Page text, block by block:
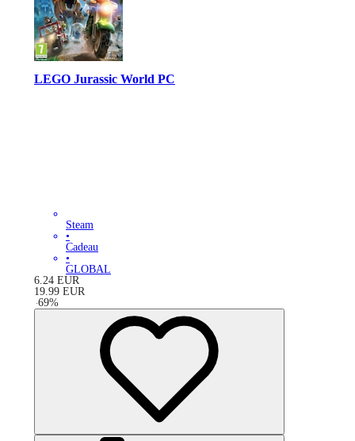
LEGO Jurassic World PC
Steam
•
Cadeau
•
GLOBAL
6.24 EUR
19.99 EUR
-69%